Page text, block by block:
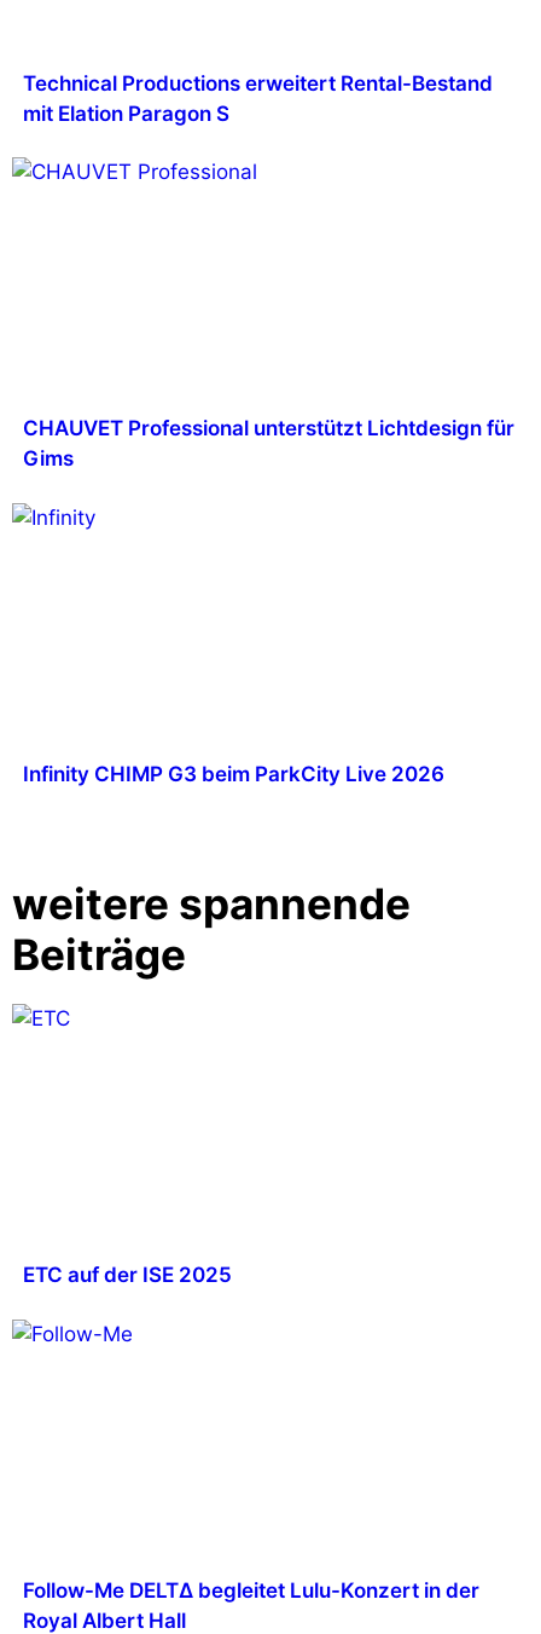
Technical Productions erweitert Rental-Bestand
mit Elation Paragon S
CHAUVET Professional unterstützt Lichtdesign für
Gims
Infinity CHIMP G3 beim ParkCity Live 2026
weitere spannende
Beiträge
ETC auf der ISE 2025
Follow-Me DELT∆ begleitet Lulu-Konzert in der
Royal Albert Hall